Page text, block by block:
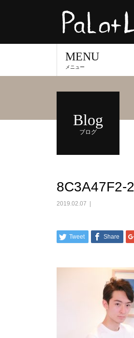
MENU
メニュー
Blog
ブログ
8C3A47F2-
2019.02.07
Tweet Share